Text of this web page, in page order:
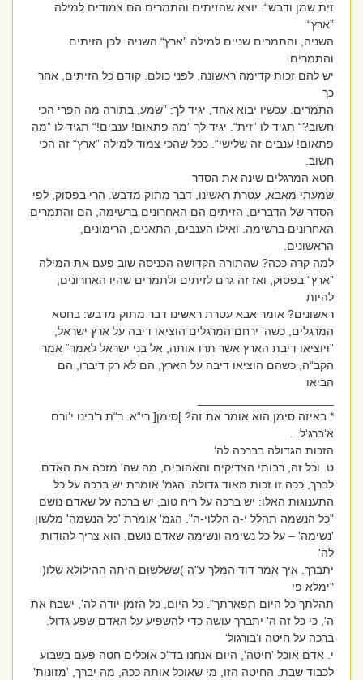
זית שמן ודבש“. יוצא שהזיתים והתמרים הם צמודים למילה
”ארץ“
השניה, והתמרים שניים למילה ”ארץ“ השניה. לכן הזיתים
והתמרים
יש להם זכות קדימה ראשונה, לפני כולם. קודם כל הזיתים, אחר
התמרים. עכשיו יבוא אחד, יגיד לך: ”שמע, בתורה מה הפרי הכי
חשוב?“ תגיד לו ”זית“. יגיד לך ”מה פתאום! ענבים!“ תגיד לו ”מה
פתאום! ענבים זה שלישי“. ככל שהכי צמוד למילה ”ארץ“ זה הכי
חשוב.
חטא המרגלים שינה את הסדר
שמעתי מאבא, עטרת ראשינו, דבר מתוק מדבש. הרי בפסוק, לפי
הסדר של הדברים, הזיתים הם האחרונים ברשימה, הם והתמרים
האחרונים ברשימה. ואילו הענבים, התאנים, הרימונים,
הראשונים.
למה קרה ככה? שהתורה הקדושה הכניסה שוב פעם את המילה
”ארץ“ בפסוק, ואז זה גרם לזיתים ולתמרים שהיו האחרונים,
להיות
ראשונים? אומר אבא עטרת ראשינו דבר מתוק מדבש: בחטא
המרגלים, כשה‘ ירחם המרגלים הוציאו דיבה על ארץ ישראל,
”ויוציאו דיבת הארץ אשר תרו אותה, אל בני ישראל לאמר“ אמר
הקב“ה, כשהם הוציאו דיבה על הארץ, הם לא רק דיברו, הם
הביאו
* באיזה סימן הוא אומר את זה? ]סימן[ רי“א. ר“ת ר‘בינו י‘ורם
א‘ברג‘ל...
הזכות הגדולה בברכה לה‘
ט. וכל זה, רבותי הצדיקים והאהובים, מה שה' מזכה את האדם
לברך, ככה זו זכות מאוד גדולה. הגמ' אומרת יש ברכה על כל
התענוגות האלו: יש ברכה על ריח טוב, יש ברכה על שאדם נושם
"כל הנשמה תהלל י-ה הללוי-ה". הגמ' אומרת 'כל הנשמה' מלשון
'נשימה' – על כל נשימה ונשימה שאדם נושם, הוא צריך להודות
לה'
יתברך. איך אמר דוד המלך ע"ה )ששלשום היתה ההילולא שלו(
"ימלא פי
תהלתך כל היום תפארתך". כל היום, כל הזמן יודה לה', ישבח את
ה', כי כל זה ה' יתברך עושה כדי להשפיע על האדם שפע גדול.
ברכה על חיטה ו‘בורגול‘
י. אדם אוכל 'חיטה', היום אנחנו בד"כ אוכלים חטה פעם בשבוע
לכבוד שבת. החיטה הזו, מי שאוכל אותה ככה, מה יברך, 'מזונות'